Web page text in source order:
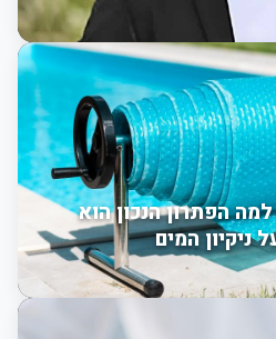
הפתרון הנכון הוא
המים